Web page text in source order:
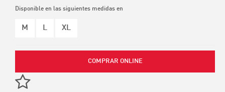
Disponible en las siguientes medidas en
M L XL
COMPRAR ONLINE